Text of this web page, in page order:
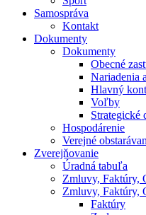
Samospráva
Kontakt
Dokumenty
Dokumenty
Obecné
Nariadenia
Hlavný
Voľby
Strategické
Hospodárenie
Verejné
Zverejňovanie
Úradná tabuľa
Zmluvy, Faktúry,
Zmluvy, Faktúry,
Faktúry